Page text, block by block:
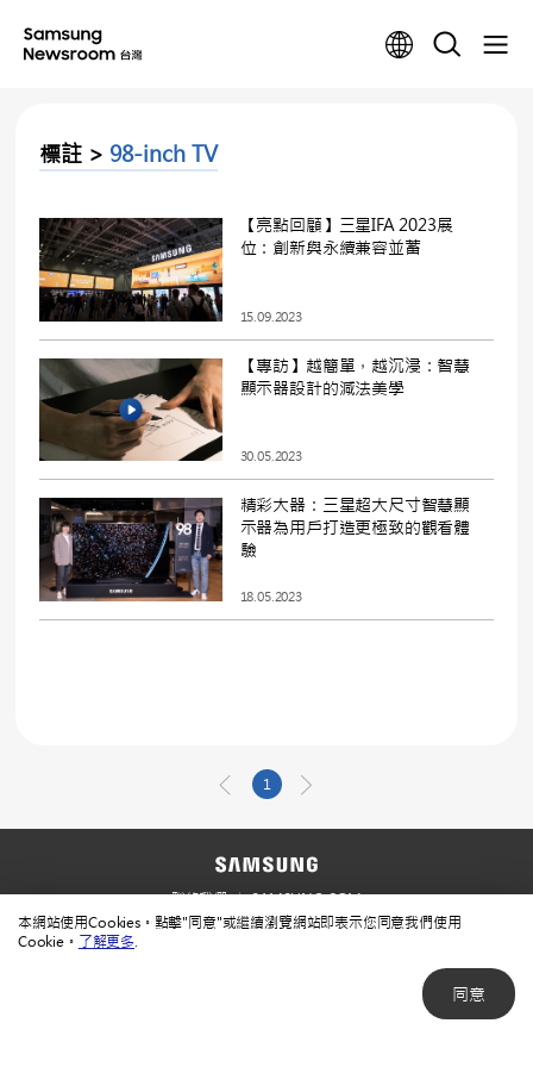
本網站使用Cookies。點擊"同意"或繼續瀏覽網站即表示您同意我們使用
Cookie。 了解更多
同意
標註 > 98-inch TV
【亮點回顧】三星IFA 2023展
位：創新與永續兼容並蓄
15.09.2023
【專訪】越簡單，越沉浸：智慧
顯示器設計的減法美學
30.05.2023
精彩大器：三星超大尺寸智慧顯
示器為用戶打造更極致的觀看體
驗
18.05.2023
1
聯絡我們
SAMSUNG.COM
使用規範
隱私規範